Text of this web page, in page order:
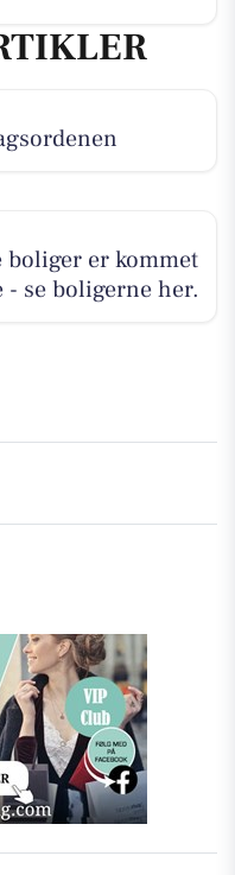
er kommet
se boligerne her.